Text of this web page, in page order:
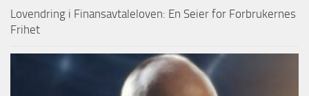
Lovendring i Finansavtaleloven: En Seier for Forbrukernes
Frihet